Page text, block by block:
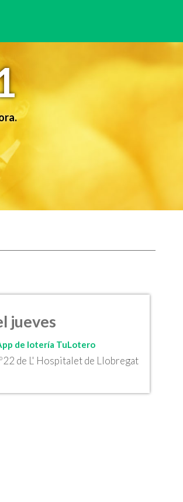
jueves
de lotería TuLotero
de L' Hospitalet de Llobregat